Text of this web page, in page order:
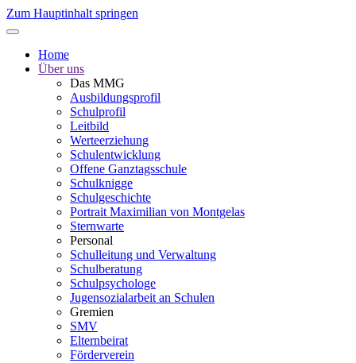
Zum Hauptinhalt springen
Home
Über uns
Das MMG
Ausbildungsprofil
Schulprofil
Leitbild
Werteerziehung
Schulentwicklung
Offene Ganztagsschule
Schulknigge
Schulgeschichte
Portrait Maximilian von Montgelas
Sternwarte
Personal
Schulleitung und Verwaltung
Schulberatung
Schulpsychologe
Jugensozialarbeit an Schulen
Gremien
SMV
Elternbeirat
Förderverein